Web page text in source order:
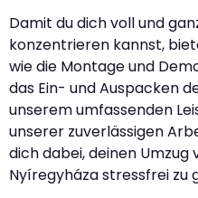
Damit du dich voll und
konzentrieren kannst,
wie die Montage und
das Ein- und Auspacken
unserem umfassenden
unserer zuverlässigen
dich dabei, deinen Umzug
Nyíregyháza stressfrei zu